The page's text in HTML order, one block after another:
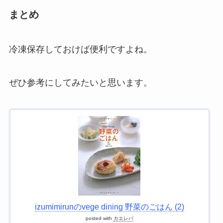
まとめ
冷凍保存しておけば便利ですよね。
ぜひ参考にしてみたいと思います。
izumimirunのvege dining 野菜のごはん (2)
posted with カエレバ